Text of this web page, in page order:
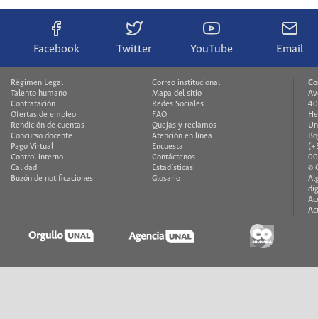
Facebook Twitter YouTube Email
Régimen Legal
Talento humano
Contratación
Ofertas de empleo
Rendición de cuentas
Concurso docente
Pago Virtual
Control interno
Calidad
Buzón de notificaciones
Correo institucional
Mapa del sitio
Redes Sociales
FAQ
Quejas y reclamos
Atención en línea
Encuesta
Contáctenos
Estadísticas
Glosario
©